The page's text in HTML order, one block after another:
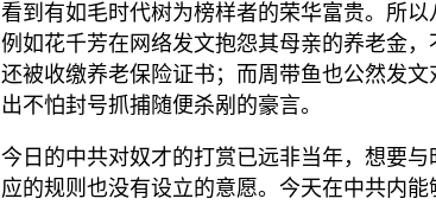
看到有如毛时代树为榜样者的荣华富贵。所以
例如花千芳在网络发文抱怨其母亲的养老金
还被收缴养老保险证书；而周带鱼也公然发
出不怕封号抓捕随便杀剐的豪言。
今日的中共对奴才的打赏已远非当年，想要
应的规则也没有设立的意愿。今天在中共内